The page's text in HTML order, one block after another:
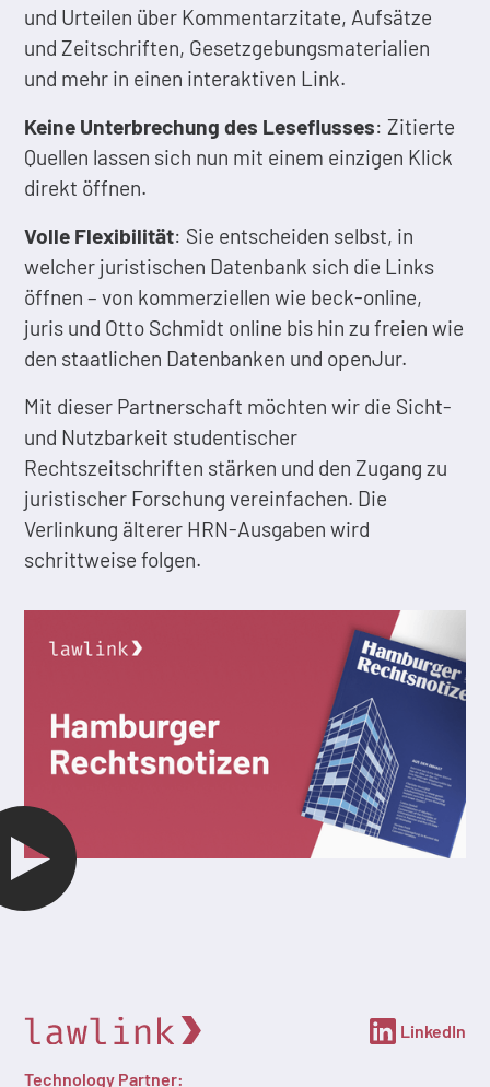
und Urteilen über Kommentarzitate, Aufsätze
und Zeitschriften, Gesetzgebungsmaterialien
und mehr in einen interaktiven Link.
Keine Unterbrechung des Leseflusses: Zitierte
Quellen lassen sich nun mit einem einzigen Klick
direkt öffnen.
Volle Flexibilität: Sie entscheiden selbst, in
welcher juristischen Datenbank sich die Links
öffnen – von kommerziellen wie beck-online,
juris und Otto Schmidt online bis hin zu freien wie
den staatlichen Datenbanken und openJur.
Mit dieser Partnerschaft möchten wir die Sicht-
und Nutzbarkeit studentischer
Rechtszeitschriften stärken und den Zugang zu
juristischer Forschung vereinfachen. Die
Verlinkung älterer HRN-Ausgaben wird
schrittweise folgen.
LinkedIn
Technology Partner: